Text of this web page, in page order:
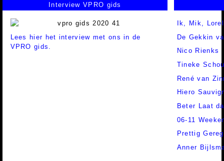
Interview VPRO gids
Lees hier het interview met ons in de
VPRO gids.
Ik, Mik,
De Gekkin
Nico Rienks
Tineke
René van
Hiero
Beter Laat
06-11
Prettig
Anner